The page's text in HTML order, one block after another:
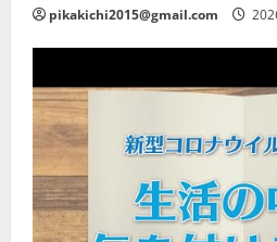
pikakichi2015@gmail.com